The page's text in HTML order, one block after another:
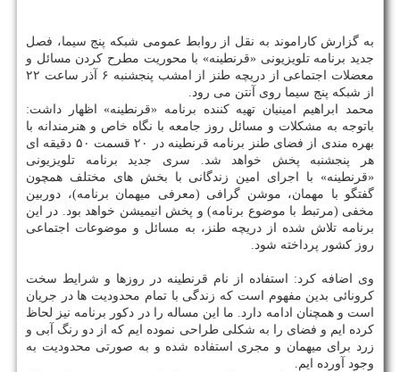
به گزارش کاراموند به نقل از روابط عمومی شبکه پنج سیما، فصل
جدید برنامه تلویزیونی «قرنطینه» با محوریت مطرح کردن مسائل و
معضلات اجتماعی از دریچه طنز از امشب پنجشنبه ۶ آذر ساعت ۲۲
از شبکه پنج سیما روی آنتن می رود.
محمد ابراهیم امینیان تهیه کننده برنامه «قرنطینه» اظهار داشت:
باتوجه به مشکلات و مسائل روز جامعه با نگاه خاص و هنرمندانه با
بهره مندی از فضای طنز برنامه قرنطینه در ۲۰ قسمت ۵۰ دقیقه ای
هر پنجشنبه پخش خواهد شد. سری جدید برنامه تلویزیونی
«قرنطینه» با اجرای امین زندگانی با بخش های مختلف همچون
گفتگو با مهمان، موشن گرافی (معرفی میهمان برنامه)، دوربین
مخفی (مرتبط با موضوع برنامه) و پخش انیمیشن خواهد بود. در این
برنامه تلاش شده از دریچه طنز، به مسائل و موضوعات اجتماعی
روز کشور پرداخته شود.
وی اضافه کرد: استفاده از نام قرنطینه در روزها و شرایط سخت
کرونائی بدین مفهوم است که زندگی با تمام محدودیت ها در جریان
است و همچنان ادامه دارد. ما این مساله را در دکور برنامه نیز لحاظ
کرده ایم و فضای را به شکلی طراحی نموده ایم که از دو رنگ آبی و
زرد برای میهمان و مجری استفاده شده و به صورتی محدودیت به
وجود آورده ایم.